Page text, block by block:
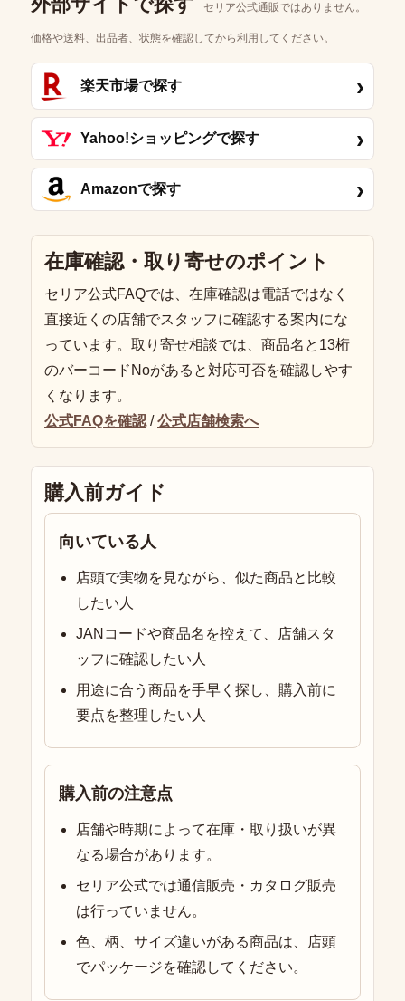
セリア公式通販ではありません。
価格や送料、出品者、状態を確認してから利用してください。
楽天市場で探す ›
Yahoo!ショッピングで探す ›
Amazonで探す ›
在庫確認・取り寄せのポイント
セリア公式FAQでは、在庫確認は電話ではなく
直接近くの店舗でスタッフに確認する案内にな
っています。取り寄せ相談では、商品名と13桁
のバーコードNoがあると対応可否を確認しやす
くなります。
公式FAQを確認 /公式店舗検索へ
購入前ガイド
向いている人
店頭で実物を見ながら、似た商品と比較
したい人
JANコードや商品名を控えて、店舗スタ
ッフに確認したい人
用途に合う商品を手早く探し、購入前に
要点を整理したい人
購入前の注意点
店舗や時期によって在庫・取り扱いが異
なる場合があります。
セリア公式では通信販売・カタログ販売
は行っていません。
色、柄、サイズ違いがある商品は、店頭
でパッケージを確認してください。